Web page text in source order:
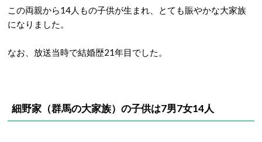
この両親から14人もの子供が生まれ、とても賑やかな大家族
になりました。
なお、放送当時で結婚歴21年目でした。
細野家（群馬の大家族） の子供は7男7女14人